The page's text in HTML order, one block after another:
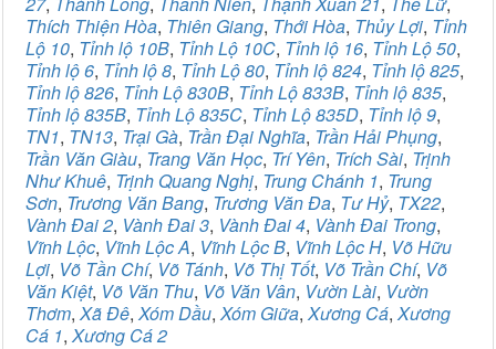
Thích Thiện Hòa, Thiên Giang, Thới Hòa, Thủy Lợi, Tỉnh
Lộ 10, Tỉnh lộ 10B, Tỉnh Lộ 10C, Tỉnh lộ 16, Tỉnh Lộ 50,
Tỉnh lộ 6, Tỉnh lộ 8, Tỉnh Lộ 80, Tỉnh lộ 824, Tỉnh lộ 825,
Tỉnh lộ 826, Tỉnh Lộ 830B, Tỉnh Lộ 833B, Tỉnh lộ 835,
Tỉnh lộ 835B, Tỉnh Lộ 835C, Tỉnh Lộ 835D, Tỉnh lộ 9,
TN1, TN13, Trại Gà, Trần Đại Nghĩa, Trần Hải Phụng,
Trần Văn Giàu, Trang Văn Học, Trí Yên, Trích Sài, Trịnh
Như Khuê, Trịnh Quang Nghị, Trung Chánh 1, Trung
Sơn, Trương Văn Bang, Trương Văn Đa, Tư Hỷ, TX22,
Vành Đai 2, Vành Đai 3, Vành Đai 4, Vành Đai Trong,
Vĩnh Lộc, Vĩnh Lộc A, Vĩnh Lộc B, Vĩnh Lộc H, Võ Hữu
Lợi, Võ Tần Chí, Võ Tánh, Võ Thị Tốt, Võ Trần Chí, Võ
Văn Kiệt, Võ Văn Thu, Võ Văn Vân, Vườn Lài, Vườn
Thơm,Xã Đê,Xóm Dầu,Xóm Giữa,Xương Cá,Xương
Cá 1,Xương Cá 2